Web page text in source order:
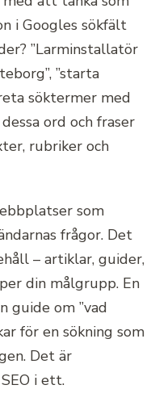
i Googles sökfält
”Larminstallatör
”starta
söktermer med
ord och fraser
rubriker och
som
frågor. Det
– artiklar, guider,
din målgrupp. En
guide om ”vad
för en sökning som
Det är
i ett.